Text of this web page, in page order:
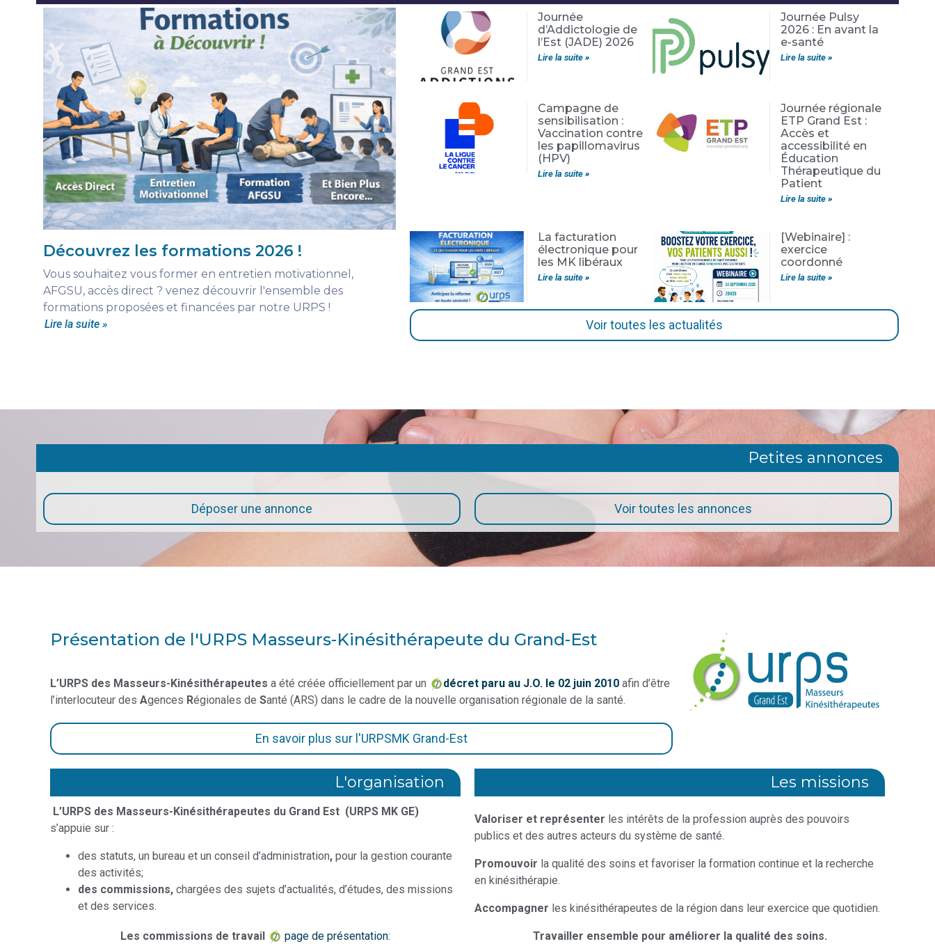
Découvrez les formations 2026 !
Vous souhaitez vous former en entretien motivationnel,
AFGSU, accès direct ? venez découvrir l'ensemble des
formations proposées et financées par notre URPS !
Lire la suite »
Journée
d’Addictologie de
l’Est (JADE) 2026
Lire la suite »
Journée Pulsy
2026 : En avant la
e-santé
Lire la suite »
Campagne de
sensibilisation :
Vaccination contre
les papillomavirus
(HPV)
Lire la suite »
Journée régionale
ETP Grand Est :
Accès et
accessibilité en
Éducation
Thérapeutique du
Patient
Lire la suite »
La facturation
électronique pour
les MK libéraux
Lire la suite »
[Webinaire] :
exercice
coordonné
Lire la suite »
Voir toutes les actualités
Petites annonces
Déposer une annonce Voir toutes les annonces
Présentation de l'URPS Masseurs-Kinésithérapeute du Grand-Est
L’URPS des Masseurs-Kinésithérapeutes a été créée officiellement par un décret paru au J.O. le 02 juin 2010 afin d’être
l’interlocuteur des Agences Régionales de Santé (ARS) dans le cadre de la nouvelle organisation régionale de la santé.
En savoir plus sur l'URPSMK Grand-Est
L'organisation
L’URPS des Masseurs-Kinésithérapeutes du Grand Est (URPS MK GE)
s’appuie sur :
des statuts, un bureau et un conseil d’administration, pour la gestion courante
des activités;
des commissions, chargées des sujets d’actualités, d’études, des missions
et des services.
Les commissions de travail page de présentation:
Les missions
Valoriser et représenter les intérêts de la profession auprès des pouvoirs
publics et des autres acteurs du système de santé.
Promouvoir la qualité des soins et favoriser la formation continue et la recherche
en kinésithérapie.
Accompagner les kinésithérapeutes de la région dans leur exercice que quotidien.
Travailler ensemble pour améliorer la qualité des soins.